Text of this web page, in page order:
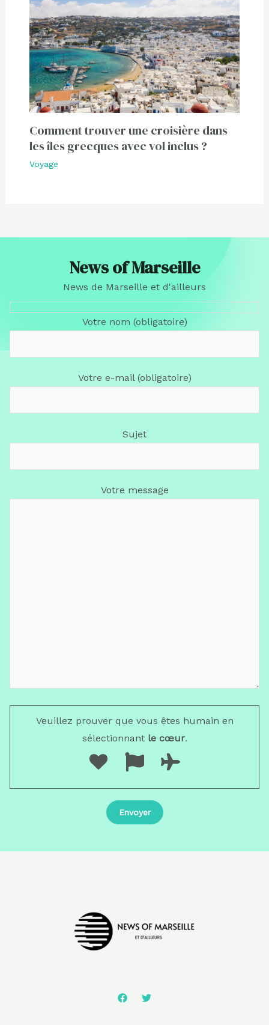
Comment trouver une croisière dans
les îles grecques avec vol inclus ?
Voyage
News of Marseille
News de Marseille et d'ailleurs
Votre nom (obligatoire)
Votre e-mail (obligatoire)
Sujet
Votre message
Veuillez prouver que vous êtes humain en
sélectionnantle cœur.